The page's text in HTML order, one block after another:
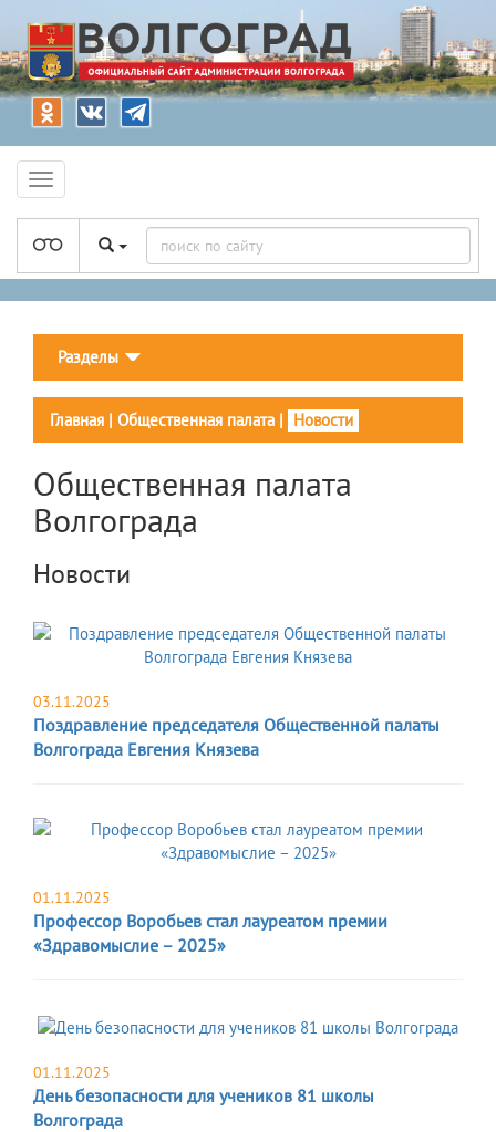
Разделы
Главная | Общественная палата | Новости
Общественная палата
Волгограда
Новости
03.11.2025
Поздравление председателя Общественной палаты
Волгограда Евгения Князева
01.11.2025
Профессор Воробьев стал лауреатом премии
«Здравомыслие – 2025»
01.11.2025
День безопасности для учеников 81 школы
Волгограда